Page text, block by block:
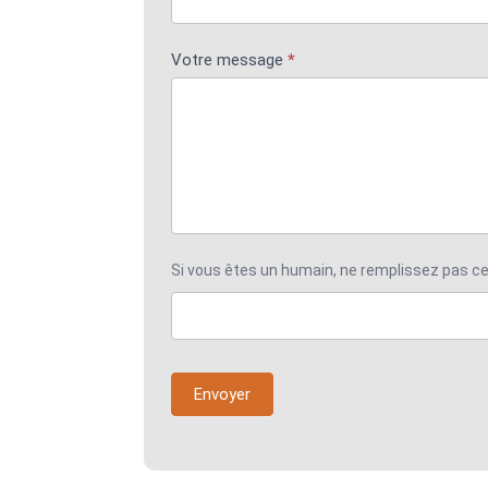
Votre message *
Si vous êtes un humain, ne remplissez pas
Envoyer